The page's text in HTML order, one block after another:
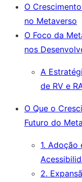
O
no Metaverso
O Foco da
nos
A
de RV e
O Que o
Futuro do
1. Adoção
2.